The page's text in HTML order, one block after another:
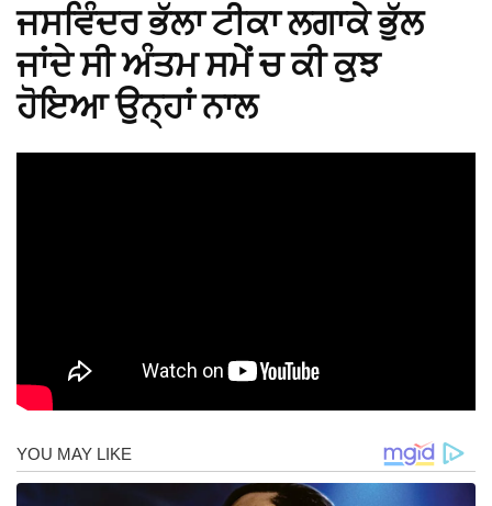
ਜਸਵਿੰਦਰ ਭੱਲਾ ਟੀਕਾ ਲਗਾਕੇ ਭੁੱਲ
ਜਾਂਦੇ ਸੀ ਅੰਤਮ ਸਮੇਂ ਚ ਕੀ ਕੁਝ
ਹੋਇਆ ਉਨ੍ਹਾਂ ਨਾਲ